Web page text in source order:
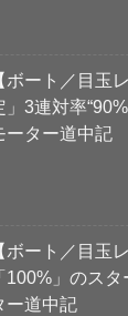
ボート／目玉
」3連対率
ーター道中記
ボート／目玉
100%」のス
ー道中記